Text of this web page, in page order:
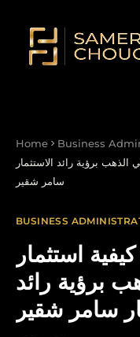
Home
Business
الذهب برؤية رائد الاستثمار
سامر شقير
BUSINESS
استثمار
برؤية رائد
سامر شقير